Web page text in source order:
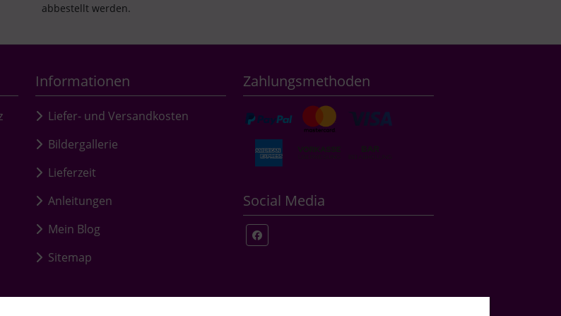
abbestellt werden.
Informationen
Liefer- und Versandkosten
Bildergallerie
Lieferzeit
Anleitungen
Mein Blog
Sitemap
Zahlungsmethoden
Social Media